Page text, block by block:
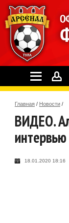
Главная / Новости /
ВИДЕО.
18.01.2020 18:16